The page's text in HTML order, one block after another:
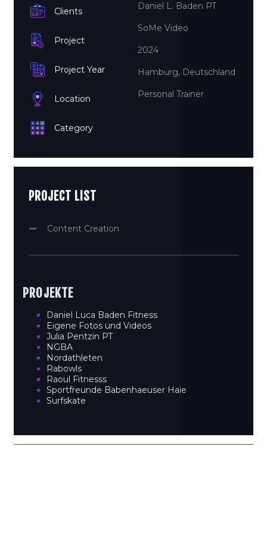
Clients
Project
Project Year
Location
Category
Daniel L. Baden PT
SoMe Video
2024
Hamburg, Deutschland
Personal Trainer
PROJECT LIST
Content Creation
PROJEKTE
Daniel Luca Baden Fitness
Eigene Fotos und Videos
Julia Pentzin PT
NGBA
Nordathleten
Rabowls
Raoul Fitnesss
Sportfreunde Babenhaeuser Haie
Surfskate